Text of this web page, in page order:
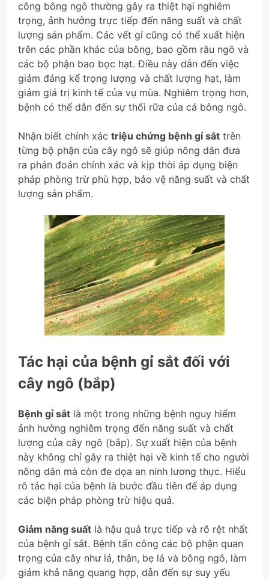
công bông ngô thường gây ra thiệt hại nghiêm
trọng, ảnh hưởng trực tiếp đến năng suất và chất
lượng sản phẩm. Các vết gỉ cũng có thể xuất hiện
trên các phần khác của bông, bao gồm râu ngô và
các bộ phận bao bọc hạt. Điều này dẫn đến việc
giảm đáng kể trọng lượng và chất lượng hạt, làm
giảm giá trị kinh tế của vụ mùa. Nghiêm trọng hơn,
bệnh có thể dẫn đến sự thối rữa của cả bông ngô.
Nhận biết chính xác triệu chứng bệnh gỉ sắt trên
từng bộ phận của cây ngô sẽ giúp nông dân đưa
ra phán đoán chính xác và kịp thời áp dụng biện
pháp phòng trừ phù hợp, bảo vệ năng suất và chất
lượng sản phẩm.
Tác hại của bệnh gỉ sắt đối với
cây ngô (bắp)
Bệnh gỉ sắt là một trong những bệnh nguy hiểm
ảnh hưởng nghiêm trọng đến năng suất và chất
lượng của cây ngô (bắp). Sự xuất hiện của bệnh
này không chỉ gây ra thiệt hại về kinh tế cho người
nông dân mà còn đe dọa an ninh lương thực. Hiểu
rõ tác hại của bệnh là bước đầu tiên để áp dụng
các biện pháp phòng trừ hiệu quả.
Giảm năng suất là hậu quả trực tiếp và rõ rệt nhất
của bệnh gỉ sắt. Bệnh tấn công các bộ phận quan
trọng của cây như lá, thân, bẹ lá và bông ngô, làm
giảm khả năng quang hợp, dẫn đến sự suy yếu